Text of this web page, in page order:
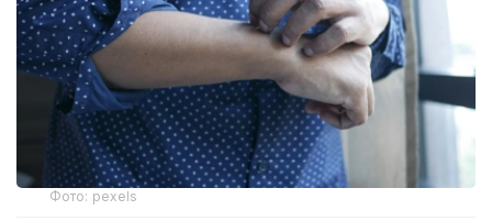
Фото: pexels